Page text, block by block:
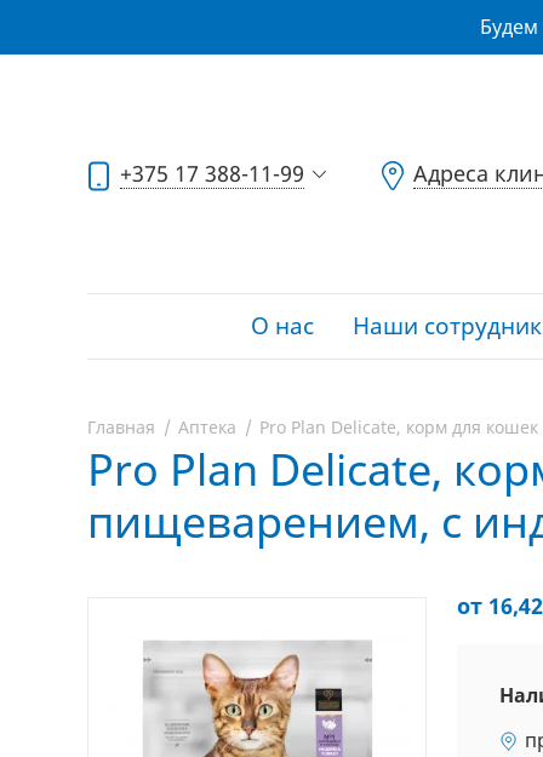
Будем
+375 17 388-11-99 Адреса
О нас Наши
Главная Аптека Pro Plan Delicate, корм для
Pro Plan Delicate,
пищеварением, с
от